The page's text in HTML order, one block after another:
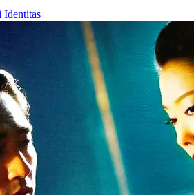
kematian Lily dan
lain. 15 tahun kemudian, Lily
Max untuk balas dendam.
Romansa Urban